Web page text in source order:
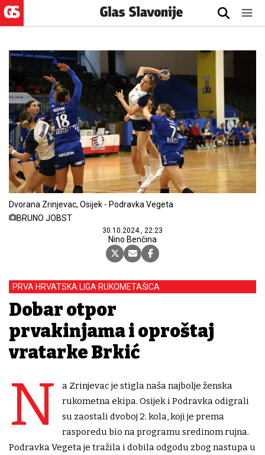
Dvorana Zrinjevac, Osijek - Podravka Vegeta
BRUNO JOBST
30.10.2024., 22:23
Nino Benčina
PRVA HRVATSKA LIGA RUKOMETAŠICA
Dobar otpor
prvakinjama i oproštaj
vratarke Brkić
N
a Zrinjevac je stigla naša najbolje ženska
rukometna ekipa. Osijek i Podravka odigrali
su zaostali dvoboj 2. kola, koji je prema
rasporedu bio na programu sredinom rujna.
Podravka Vegeta je tražila i dobila odgodu zbog nastupa u